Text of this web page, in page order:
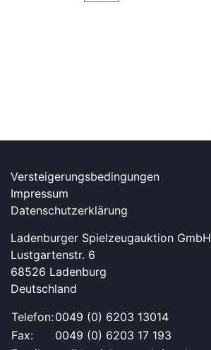
Versteigerungsbedingungen
Impressum
Datenschutzerklärung
Ladenburger Spielzeugauktion GmbH
Lustgartenstr. 6
68526 Ladenburg
Deutschland
Telefon:0049 (0) 6203 13014
Fax:
0049 (0) 6203 17 193